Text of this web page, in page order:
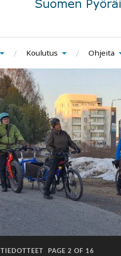
Koulutus Ohjeita
TIEDOTTEET PAGE 2 OF 16